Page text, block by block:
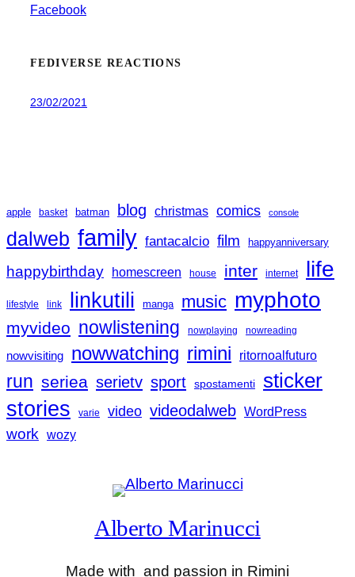
Facebook
FEDIVERSE REACTIONS
23/02/2021
apple basket batman blog christmas comics console
dalweb family fantacalcio film happyanniversary
happybirthday homescreen house inter internet life
lifestyle link linkutili manga music myphoto
myvideo nowlistening nowplaying nowreading
nowvisiting nowwatching rimini ritornoalfuturo
run seriea serietv sport spostamenti
sticker
stories
varie video videodalweb WordPress
work wozy
Alberto Marinucci
Made with and passion in Rimini